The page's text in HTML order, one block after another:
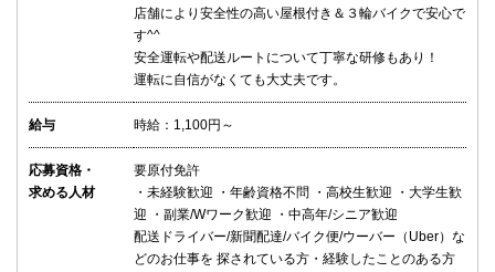
店舗により安全性の高い屋根付き＆３輪バイクで安心で
す^^
安全運転や配送ルートについて丁寧な研修もあり！
運転に自信がなくても大丈夫です。
給与 時給：1,100円～
応募資格・
求める人材
要原付免許
・未経験歓迎 ・年齢資格不問 ・高校生歓迎 ・大学生歓
迎 ・副業/Wワーク歓迎 ・中高年/シニア歓迎
配送ドライバー/新聞配達/バイク便/ウーバー（Uber）な
どのお仕事を 探されている方・経験したことのある方